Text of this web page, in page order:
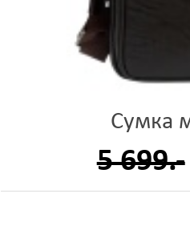
Сумка
5 699.-